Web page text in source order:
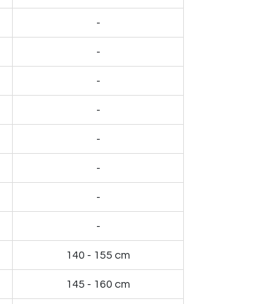
-
-
-
-
-
-
-
-
140 - 155 cm
145 - 160 cm